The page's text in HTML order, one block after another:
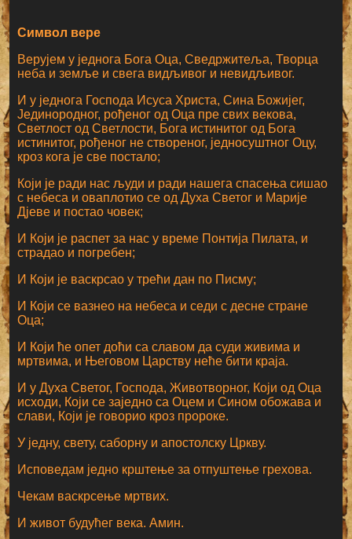
Символ вере
Верујем у једнога Бога Оца, Сведржитеља, Творца
неба и земље и свега видљивог и невидљивог.
И у једнога Господа Исуса Христа, Сина Божијег,
Јединородног, рођеног од Оца пре свих векова,
Светлост од Светлости, Бога истинитог од Бога
истинитог, рођеног не створеног, једносуштног Оцу,
кроз кога је све постало;
Који је ради нас људи и ради нашега спасења сишао
с небеса и оваплотио се од Духа Светог и Марије
Дјеве и постао човек;
И Који је распет за нас у време Понтија Пилата, и
страдао и погребен;
И Који је васкрсао у трећи дан по Писму;
И Који се вазнео на небеса и седи с десне стране
Оца;
И Који ће опет доћи са славом да суди живима и
мртвима, и Његовом Царству неће бити краја.
И у Духа Светог, Господа, Животворног, Који од Оца
исходи, Који се заједно са Оцем и Сином обожава и
слави, Који је говорио кроз пророке.
У једну, свету, саборну и апостолску Цркву.
Исповедам једно крштење за отпуштење грехова.
Чекам васкрсење мртвих.
И живот будућег века. Амин.